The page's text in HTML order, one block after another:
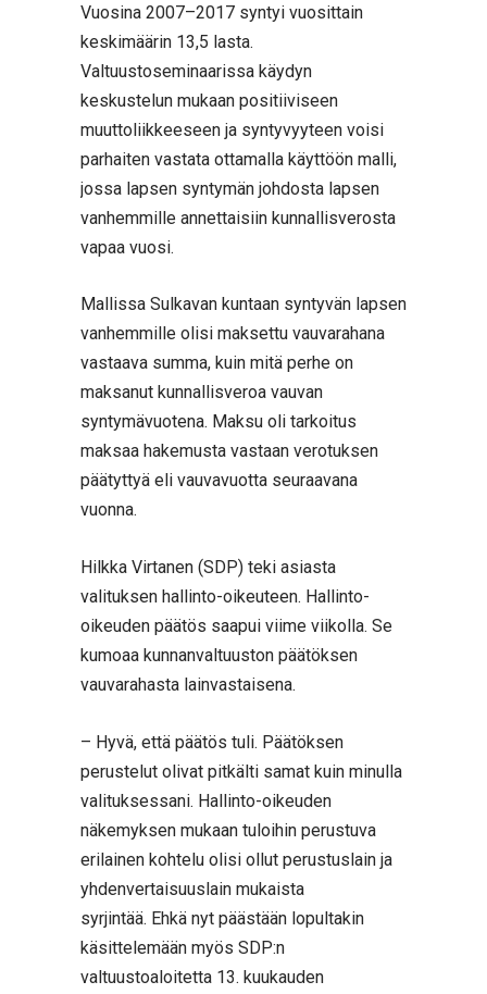
Vuosina 2007–2017 syntyi vuosittain
keskimäärin 13,5 lasta.
Valtuustoseminaarissa käydyn
keskustelun mukaan positiiviseen
muuttoliikkeeseen ja syntyvyyteen voisi
parhaiten vastata ottamalla käyttöön malli,
jossa lapsen syntymän johdosta lapsen
vanhemmille annettaisiin kunnallisverosta
vapaa vuosi.
Mallissa Sulkavan kuntaan syntyvän lapsen
vanhemmille olisi maksettu vauvarahana
vastaava summa, kuin mitä perhe on
maksanut kunnallisveroa vauvan
syntymävuotena. Maksu oli tarkoitus
maksaa hakemusta vastaan verotuksen
päätyttyä eli vauvavuotta seuraavana
vuonna.
Hilkka Virtanen (SDP) teki asiasta
valituksen hallinto-oikeuteen. Hallinto-
oikeuden päätös saapui viime viikolla. Se
kumoaa kunnanvaltuuston päätöksen
vauvarahasta lainvastaisena.
– Hyvä, että päätös tuli. Päätöksen
perustelut olivat pitkälti samat kuin minulla
valituksessani. Hallinto-oikeuden
näkemyksen mukaan tuloihin perustuva
erilainen kohtelu olisi ollut perustuslain ja
yhdenvertaisuuslain mukaista
syrjintää. Ehkä nyt päästään lopultakin
käsittelemään myös SDP:n
valtuustoaloitetta 13. kuukauden